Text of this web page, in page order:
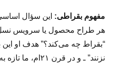
مفهوم بقراطی: این سؤال
هر طراح محصول یا سرویس نسل
“بقراط چه می‌کند؟” هدف او این
نزنند” ـ و در قرن